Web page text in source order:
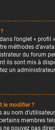
l’onglet « profil
méthodes
du forum
ils sont mis à
un
le modifier ?
au nom
membres
ne pouvez pas